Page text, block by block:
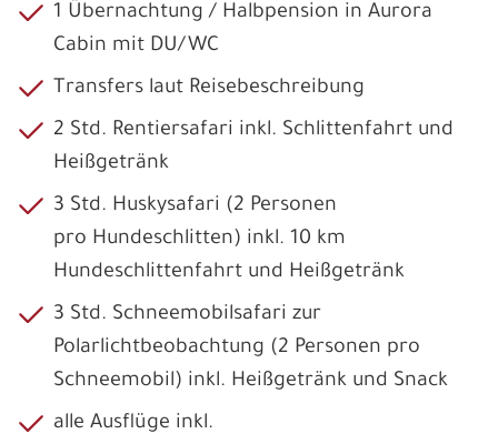
1 Übernachtung / Halbpension in Aurora
Cabin mit DU/WC
Transfers laut Reisebeschreibung
2 Std. Rentiersafari inkl. Schlittenfahrt und
Heißgetränk
3 Std. Huskysafari (2 Personen
pro Hundeschlitten) inkl. 10 km
Hundeschlittenfahrt und Heißgetränk
3 Std. Schneemobilsafari zur
Polarlichtbeobachtung (2 Personen pro
Schneemobil) inkl. Heißgetränk und Snack
alle Ausflüge inkl.